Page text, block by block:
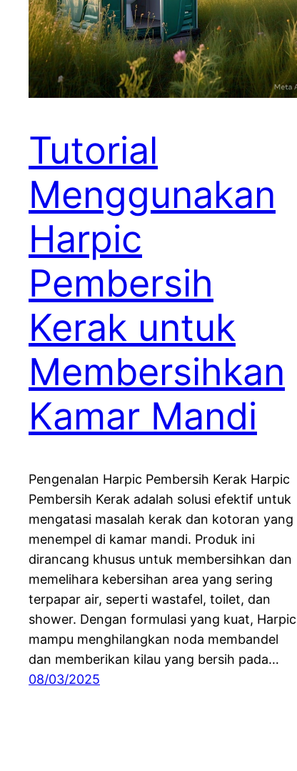
Tutorial
Menggunakan
Harpic
Pembersih
Kerak untuk
Membersihkan
Kamar Mandi
Pengenalan Harpic Pembersih Kerak Harpic
Pembersih Kerak adalah solusi efektif untuk
mengatasi masalah kerak dan kotoran yang
menempel di kamar mandi. Produk ini
dirancang khusus untuk membersihkan dan
memelihara kebersihan area yang sering
terpapar air, seperti wastafel, toilet, dan
shower. Dengan formulasi yang kuat, Harpic
mampu menghilangkan noda membandel
dan memberikan kilau yang bersih pada…
08/03/2025